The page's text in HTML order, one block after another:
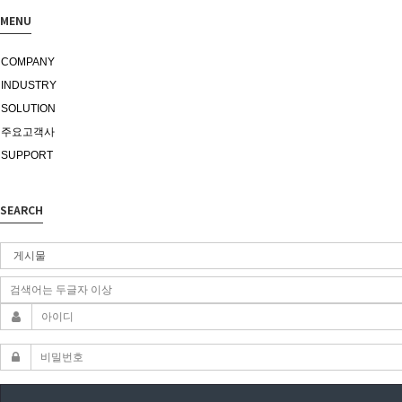
MENU
COMPANY
INDUSTRY
SOLUTION
주요고객사
SUPPORT
SEARCH